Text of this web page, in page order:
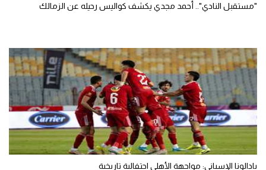
"مستقبل النادي".. أحمد مجدي يكشف كواليس رحيله عن الزمالك
بادالونا الإسباني: مواجهة الأهلي احتفالية تاريخية